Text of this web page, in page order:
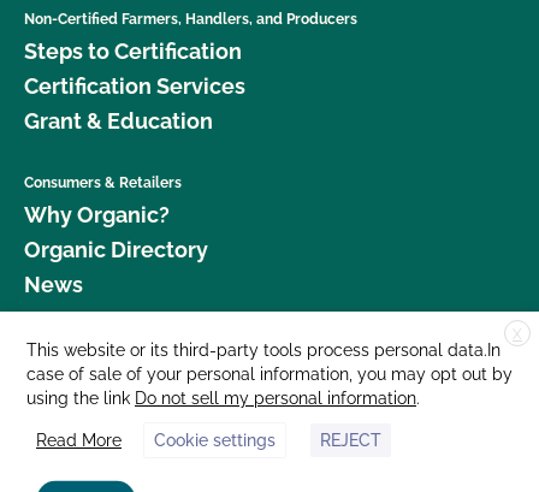
Non-Certified Farmers, Handlers, and Producers
Steps to Certification
Certification Services
Grant & Education
Consumers & Retailers
Why Organic?
Organic Directory
News
Donate
Careers
Media Room
Contact Us
X
This website or its third-party tools process personal data.In
case of sale of your personal information, you may opt out by
using the link Do not sell my personal information.
Read More Cookie settings REJECT